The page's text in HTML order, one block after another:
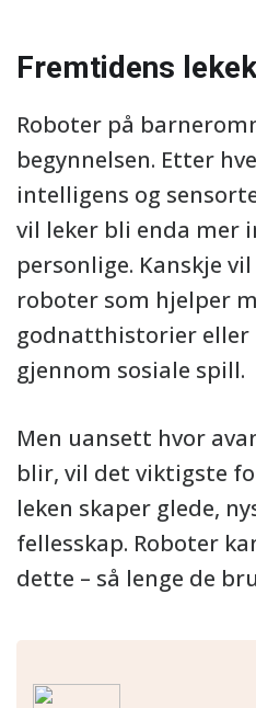
Fremtidens
Roboter på
begynnelsen. Etter
intelligens og
vil leker bli enda mer
personlige. Kanskje
roboter som hjelper
godnatthistorier
gjennom sosiale spill.
Men uansett hvor
blir, vil det viktigste
leken skaper glede,
fellesskap. Roboter
dette – så lenge de